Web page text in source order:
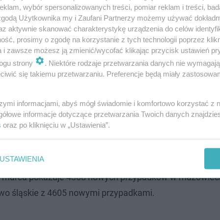
o tym liczby
że wzrostu zakażeń w Warszawie nie udało się
w samej stolicy. Szczyt przypadał zaś na 17
także dla całego powiatu warszawskiego.
na około 1900 nowych przypadków.
Wkrótce otwarcie ogrodu botaniczn…
pokazuje 4308 nowych przypadków w
śląskie z 4605 nowymi przypadkami.
wybór spersonalizowanych treści, pomiar reklam i treści,
Użytkownika my i Zaufani Partnerzy możemy używać
aktywnie skanować charakterystykę urządzenia do celów
prosimy o zgodę na korzystanie z tych technologii poprzez
i zawsze możesz ją zmienić/wycofać klikając przycisk ustawień
strony
. Niektóre rodzaje przetwarzania danych nie
się takiemu przetwarzaniu. Preferencje będą miały
informacjami, abyś mógł świadomie i komfortowo korzystać z
informacje dotyczące przetwarzania Twoich danych
oraz po kliknięciu w „Ustawienia”.
USTAWIENIA